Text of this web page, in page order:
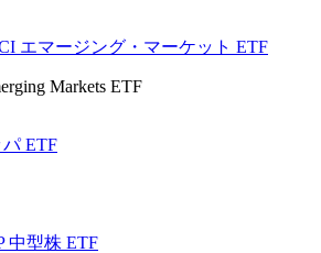
エマージング・マーケット ETF
Markets ETF
ETF
中型株 ETF